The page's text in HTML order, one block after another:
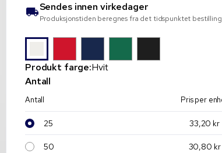
Sendes innen virkedager
Produksjonstiden beregnes fra det tidspunktet
Produkt farge:Hvit
Antall
Antall Pris per
25 33,20 kr
50 30,80 kr